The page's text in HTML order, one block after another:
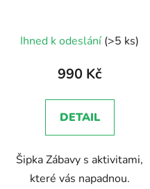
Ihned k odeslání (>5 ks)
990 Kč
DETAIL
Šipka Zábavy s aktivitami,
které vás napadnou.